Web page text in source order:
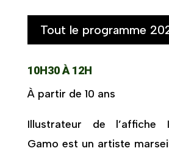
Tout le programme
10H30 À 12H
À partir de 10 ans
Illustrateur de l’affiche
Gamo est un artiste